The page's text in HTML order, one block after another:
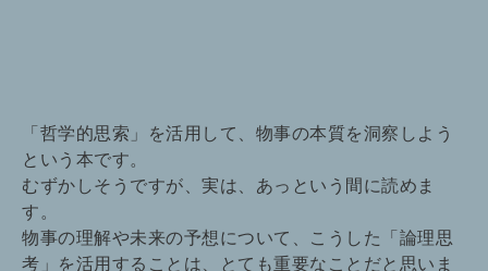
「哲学的思索」を活用して、物事の本質を洞察しよう
という本です。
むずかしそうですが、実は、あっという間に読めま
す。
物事の理解や未来の予想について、こうした「論理思
考」を活用することは、とても重要なことだと思いま